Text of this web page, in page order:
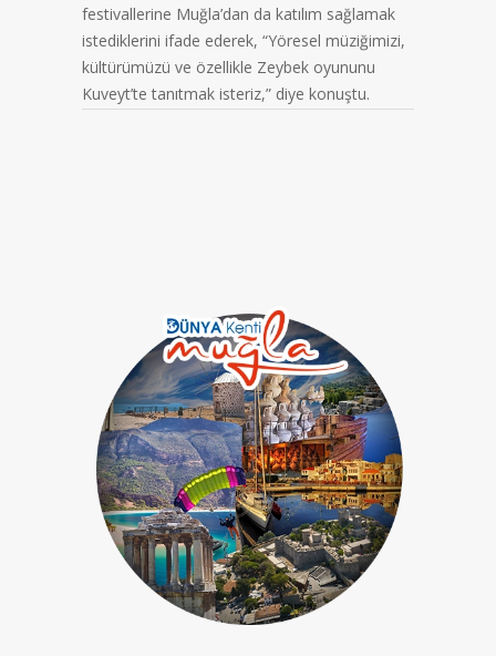
festivallerine Muğla’dan da katılım sağlamak
istediklerini ifade ederek, “Yöresel müziğimizi,
kültürümüzü ve özellikle Zeybek oyununu
Kuveyt’te tanıtmak isteriz,” diye konuştu.